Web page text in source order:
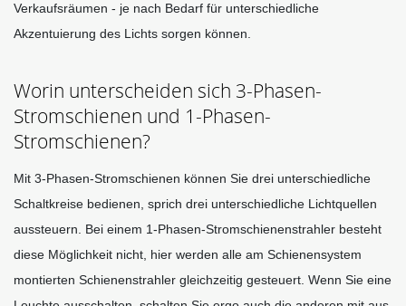
Verkaufsräumen - je nach Bedarf für unterschiedliche
Akzentuierung des Lichts sorgen können.
Worin unterscheiden sich 3-Phasen-
Stromschienen und 1-Phasen-
Stromschienen?
Mit 3-Phasen-Stromschienen können Sie drei unterschiedliche
Schaltkreise bedienen, sprich drei unterschiedliche Lichtquellen
aussteuern. Bei einem 1-Phasen-Stromschienenstrahler besteht
diese Möglichkeit nicht, hier werden alle am Schienensystem
montierten Schienenstrahler gleichzeitig gesteuert. Wenn Sie eine